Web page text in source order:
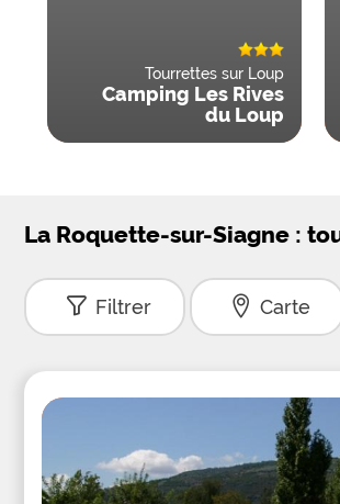
Tourrettes sur Loup
Camping Les Rives
du Loup
La Roquette-sur-Siagne :
Filtrer Carte